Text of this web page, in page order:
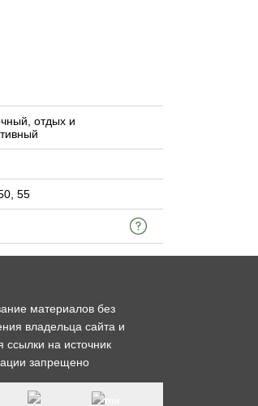
отдых и
55
материалов без
владельца сайта и
ссылки на источник
запрещено